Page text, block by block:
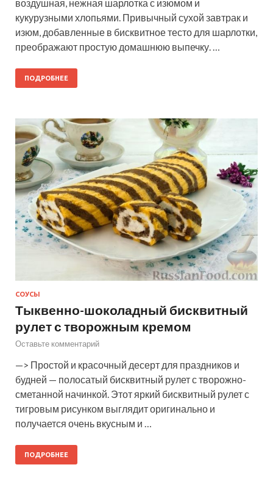
воздушная, нежная шарлотка с изюмом и
кукурузными хлопьями. Привычный сухой завтрак и
изюм, добавленные в бисквитное тесто для шарлотки,
преображают простую домашнюю выпечку. …
ПОДРОБНЕЕ
СОУСЫ
Тыквенно-шоколадный бисквитный
рулет с творожным кремом
Оставьте комментарий
—> Простой и красочный десерт для праздников и
будней — полосатый бисквитный рулет с творожно-
сметанной начинкой. Этот яркий бисквитный рулет с
тигровым рисунком выглядит оригинально и
получается очень вкусным и …
ПОДРОБНЕЕ